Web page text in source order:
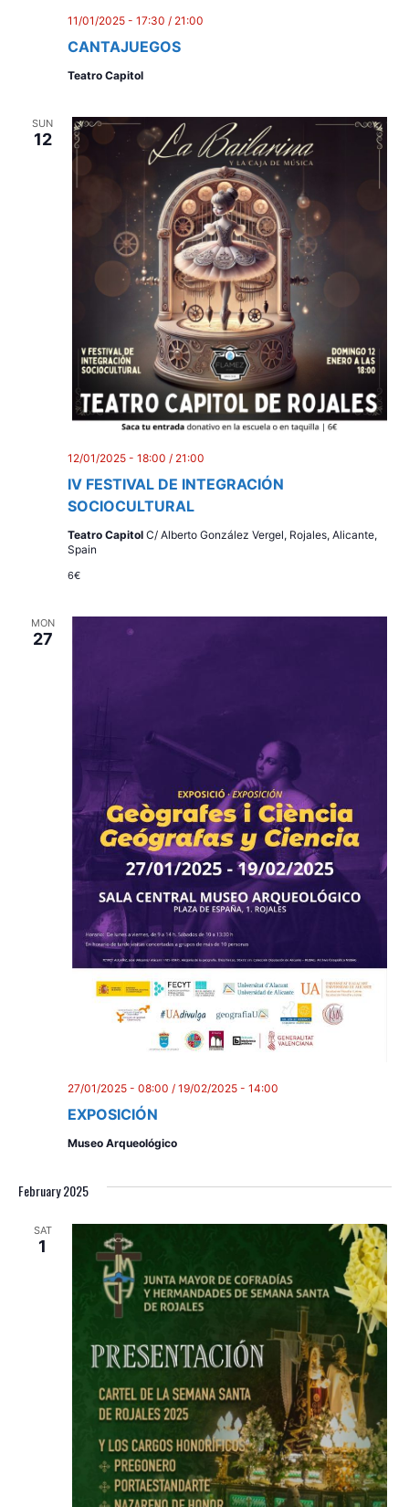
CANTAJUEGOS
11/01/2025 - 17:30 / 21:00
Teatro Capitol
SUN
12
IV FESTIVAL DE INTEGRACIÓN
SOCIOCULTURAL
12/01/2025 - 18:00 / 21:00
Teatro Capitol C/ Alberto González Vergel, Rojales, Alicante,
Spain
6€
MON
27
EXPOSICIÓN
27/01/2025 - 08:00 / 19/02/2025 - 14:00
Museo Arqueológico
February 2025
SAT
1